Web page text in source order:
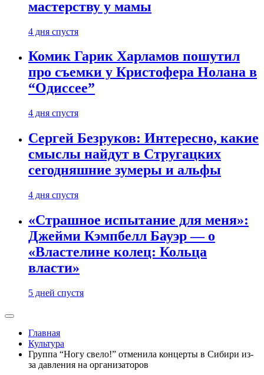
мастерству у мамы
4 дня спустя
Комик Гарик Харламов пошутил
про съемки у Кристофера Нолана в
“Одиссее”
4 дня спустя
Сергей Безруков: Интересно, какие
смыслы найдут в Стругацких
сегодняшние зумеры и альфы
4 дня спустя
«Страшное испытание для меня»:
Джейми Кэмпбелл Бауэр — о
«Властелине колец: Кольца
власти»
5 дней спустя
Главная
Культура
Группа “Ногу свело!” отменила концерты в Сибири из-
за давления на организаторов